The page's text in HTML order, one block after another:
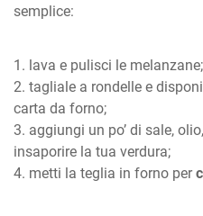
semplice:
lava e pulisci le melanzane;
tagliale a rondelle e
carta da forno;
aggiungi un po’ di sale,
insaporire la tua verdura;
metti la teglia in forno per